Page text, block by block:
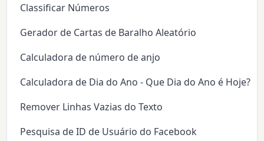
Classificar Números
Gerador de Cartas de Baralho Aleatório
Calculadora de número de anjo
Calculadora de Dia do Ano - Que Dia do Ano é Hoje?
Remover Linhas Vazias do Texto
Pesquisa de ID de Usuário do Facebook